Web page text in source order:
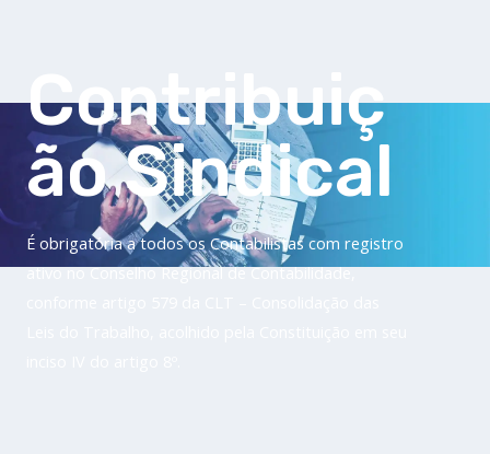
Assessoria Juridica
Convênios
Vagas/Oportunidades
Cursos
Links
Contribuiç
ão Sindical
É obrigatória a todos os Contabilistas com registro
ativo no Conselho Regional de Contabilidade,